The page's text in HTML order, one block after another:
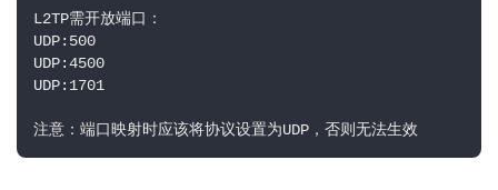
L2TP需开放端口：
UDP:500
UDP:4500
UDP:1701
注意：端口映射时应该将协议设置为UDP，否则无法生效